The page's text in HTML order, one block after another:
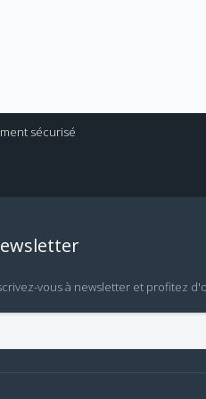
vous à newsletter et profitez